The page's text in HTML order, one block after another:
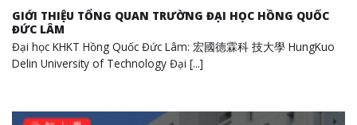
GIỚI THIỆU TỔNG QUAN TRƯỜNG ĐẠI HỌC HỒNG QUỐC
ĐỨC LÂM
Đại học KHKT Hồng Quốc Đức Lâm: 宏國德霖科 技大學 HungKuo
Delin University of Technology Đại [...]